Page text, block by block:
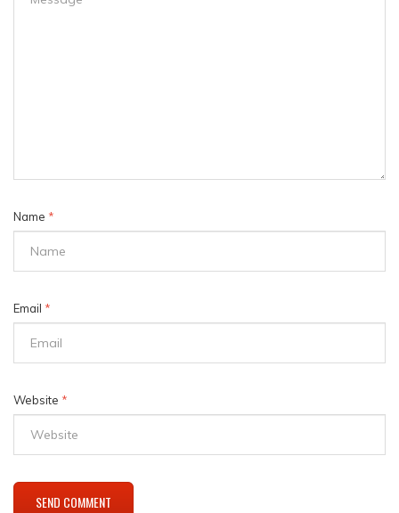
Name *
Email *
Website *